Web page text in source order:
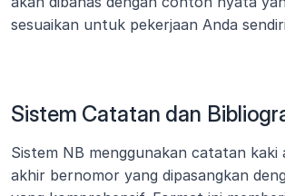
sesuaikan untuk pekerjaan Anda
Sistem Catatan dan
Sistem NB menggunakan catatan
akhir bernomor yang dipasangkan